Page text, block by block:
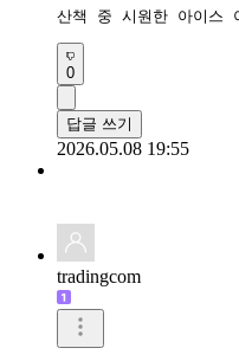
산책 중 시원한 아이스
0
답글 쓰기
2026.05.08 19:55
tradingcom